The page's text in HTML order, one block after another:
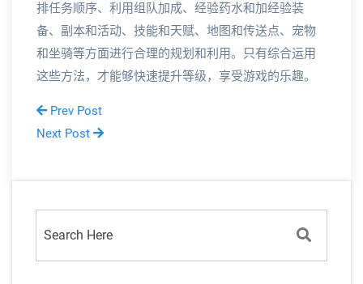
排任务顺序、利用组队加成、经验药水和加经验装
备、副本和活动、技能和天赋、地图和传送点、宠物
和坐骑等方面进行合理的规划和利用。只有综合运用
这些方法，才能够快速提升等级，享受游戏的乐趣。
Prev Post
Next Post